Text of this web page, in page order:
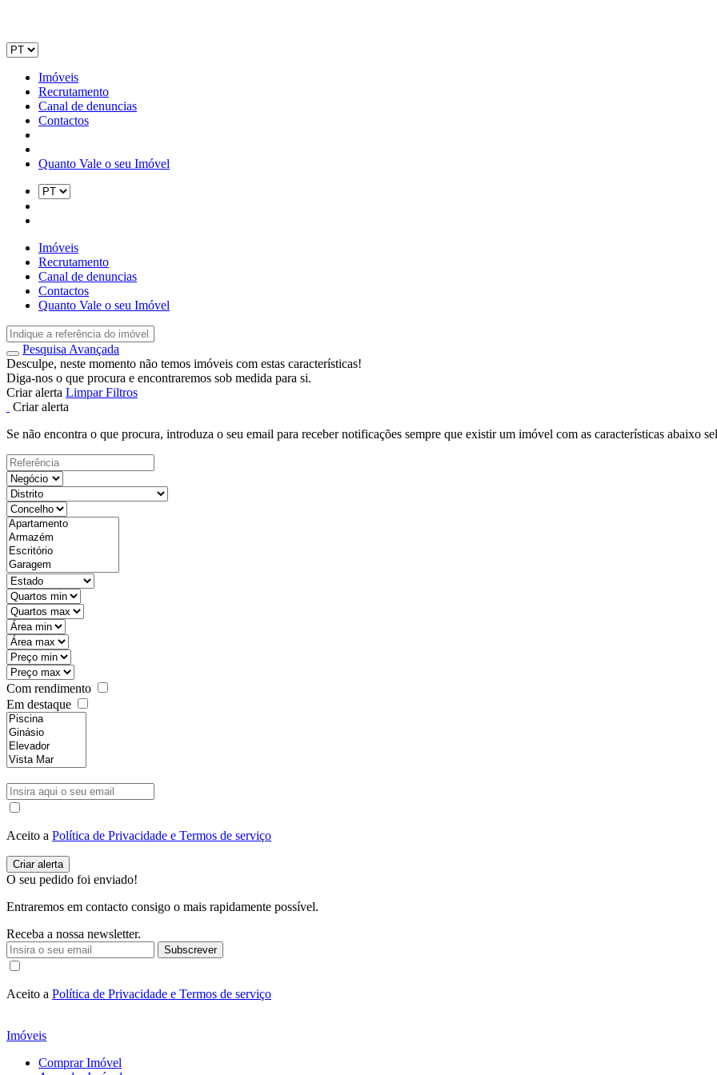
Imóveis
Recrutamento
Canal de denuncias
Contactos
Quanto Vale o seu Imóvel
Imóveis
Recrutamento
Canal de denuncias
Contactos
Quanto Vale o seu Imóvel
Pesquisa Avançada
Desculpe, neste momento não temos imóveis com estas características!
Diga-nos o que procura e encontraremos sob medida para si.
Criar alerta Limpar Filtros
Criar alerta
Se não encontra o que procura, introduza o seu email para receber notificações sempre que existir um imóvel com as características abaixo
Com rendimento
Em destaque
Aceito a Política de Privacidade e Termos de serviço
O seu pedido foi enviado!
Entraremos em contacto consigo o mais rapidamente possível.
Receba a nossa newsletter.
Subscrever
Aceito a Política de Privacidade e Termos de serviço
Imóveis
Comprar Imóvel